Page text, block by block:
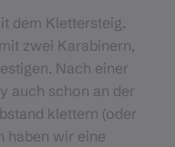
dem Klettersteig.
zwei Karabinern,
Nach einer
auch schon an der
klettern (oder
haben wir eine